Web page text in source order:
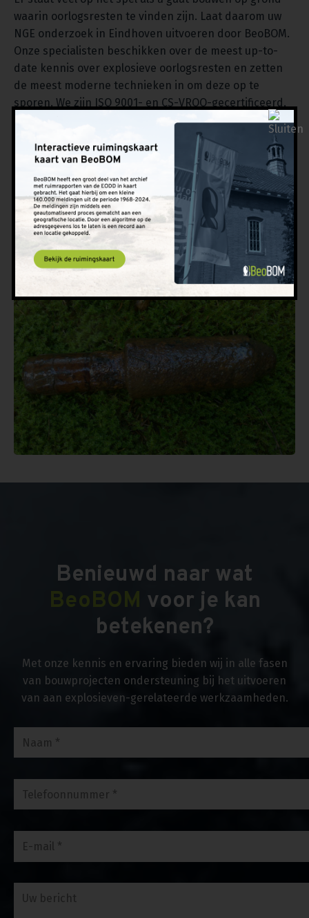
waarin oorlogsresten te vinden zijn. Laat daarom uw
NGE onderzoek in Eindhoven uitvoeren door BeoBOM.
Onze specialisten beschikken over de meest up-to-
date kennis over explosieve oorlogsresten en zetten
de meest moderne technieken in om deze op te
sporen. We zijn ISO 9001- en CS-VROO-gecertificeerd,
wat betekent dat we alle kennis en ervaring in huis
hebben om een NGE onderzoek kundig uit te voeren
en bouwprojecten te ondersteunen bij explosieven-
gerelateerde werkzaamheden. Heeft u vragen of wilt u
ons inschakelen voor uw project? Neem dan contact
met ons op via het contactformulier
op onze site, bel
naar 010 820 29 20 of stuur een e-mail naar
info@beobom.nl
. We staan u zo snel mogelijk te woord.
Benieuwd naar wat
voor je kan
betekenen?
Met onze kennis en ervaring bieden wij in alle fasen
van bouwprojecten ondersteuning bij het uitvoeren
van aan explosieven-gerelateerde werkzaamheden.